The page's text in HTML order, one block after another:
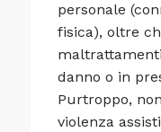
personale
fisica), oltre
danno o in
Purtroppo,
violenza